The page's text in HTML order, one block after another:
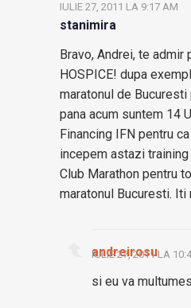
stanimira
IULIE 27, 2011 LA 9:17 AM
Bravo, Andrei, te
HOSPICE! dupa
maratonul de Bucuresti
pana acum suntem 14
Financing IFN pentru
incepem astazi training
Club Marathon pentru
maratonul Bucuresti.
andreirosu
IULIE 27, 2011 LA
si eu va